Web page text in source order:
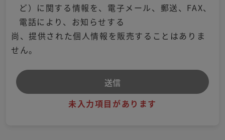
ど）に関する情報を、電子メール、郵送、FAX、
電話により、お知らせする
尚、提供された個人情報を販売することはありま
せん。
未入力項目があります